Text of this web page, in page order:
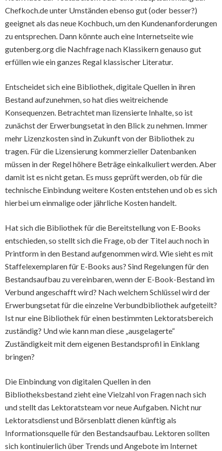
Chefkoch.de unter Umständen ebenso gut (oder besser?)
geeignet als das neue Kochbuch, um den Kundenanforderungen
zu entsprechen. Dann könnte auch eine Internetseite wie
gutenberg.org die Nachfrage nach Klassikern genauso gut
erfüllen wie ein ganzes Regal klassischer Literatur.
Entscheidet sich eine Bibliothek, digitale Quellen in ihren
Bestand aufzunehmen, so hat dies weitreichende
Konsequenzen. Betrachtet man lizensierte Inhalte, so ist
zunächst der Erwerbungsetat in den Blick zu nehmen. Immer
mehr Lizenzkosten sind in Zukunft von der Bibliothek zu
tragen. Für die Lizensierung kommerzieller Datenbanken
müssen in der Regel höhere Beträge einkalkuliert werden. Aber
damit ist es nicht getan. Es muss geprüft werden, ob für die
technische Einbindung weitere Kosten entstehen und ob es sich
hierbei um einmalige oder jährliche Kosten handelt.
Hat sich die Bibliothek für die Bereitstellung von E-Books
entschieden, so stellt sich die Frage, ob der Titel auch noch in
Printform in den Bestand aufgenommen wird. Wie sieht es mit
Staffelexemplaren für E-Books aus? Sind Regelungen für den
Bestandsaufbau zu vereinbaren, wenn der E-Book-Bestand im
Verbund angeschafft wird? Nach welchem Schlüssel wird der
Erwerbungsetat für die einzelne Verbundbibliothek aufgeteilt?
Ist nur eine Bibliothek für einen bestimmten Lektoratsbereich
zuständig? Und wie kann man diese „ausgelagerte“
Zuständigkeit mit dem eigenen Bestandsprofil in Einklang
bringen?
Die Einbindung von digitalen Quellen in den
Bibliotheksbestand zieht eine Vielzahl von Fragen nach sich
und stellt das Lektoratsteam vor neue Aufgaben. Nicht nur
Lektoratsdienst und Börsenblatt dienen künftig als
Informationsquelle für den Bestandsaufbau. Lektoren sollten
sich kontinuierlich über Trends und Angebote im Internet